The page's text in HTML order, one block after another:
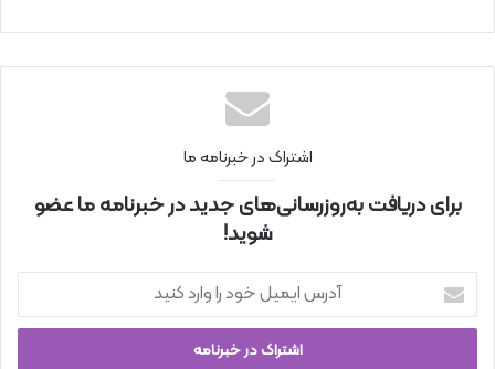
نتی
اشتراک در خبرنامه ما
برای دریافت به‌روزرسانی‌های جدید در خبرنامه ما عضو
شوید!
ر